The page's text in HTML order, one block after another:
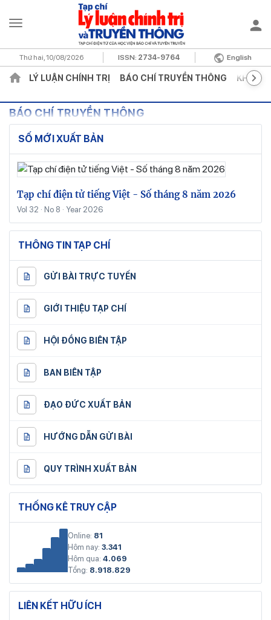
Thứ hai, 10/08/2026 ISSN: 2734-9764 English
LÝ LUẬN CHÍNH TRỊ BÁO CHÍ TRUYỀN THÔNG KHOA
BÁO CHÍ TRUYỀN THÔNG
SỐ MỚI XUẤT BẢN
Tạp chí điện tử tiếng Việt - Số tháng 8 năm 2026
Vol 32 · No 8 · Year 2026
THÔNG TIN TẠP CHÍ
GỬI BÀI TRỰC TUYẾN
GIỚI THIỆU TẠP CHÍ
HỘI ĐỒNG BIÊN TẬP
BAN BIÊN TẬP
ĐẠO ĐỨC XUẤT BẢN
HƯỚNG DẪN GỬI BÀI
QUY TRÌNH XUẤT BẢN
THỐNG KÊ TRUY CẬP
Online: 81
Hôm nay: 3.341
Hôm qua: 4.069
Tổng: 8.918.829
LIÊN KẾT HỮU ÍCH